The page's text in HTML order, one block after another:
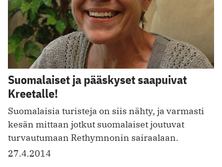
Suomalaiset ja pääskyset saapuivat
Kreetalle!
Suomalaisia turisteja on siis nähty, ja varmasti
kesän mittaan jotkut suomalaiset joutuvat
turvautumaan Rethymnonin sairaalaan.
27.4.2014